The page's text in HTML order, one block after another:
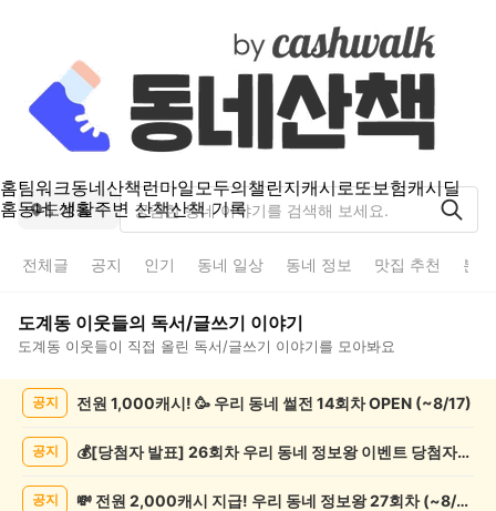
홈팀워크동네산책런마일모두의챌린지캐시로또보험캐시딜
홈동네 생활주변 산책산책 기록
도계동
전체글 공지 인기 동네 일상 동네 정보 맛집 추천 분
도계동 이웃들의 독서/글쓰기 이야기
도계동 이웃들이 직접 올린 독서/글쓰기 이야기를 모아봐요
공지 전원 1,000캐시! 🥳 우리 동네 썰전 14회차 OPEN (~8/17)
공지 💰[당첨자 발표] 26회차 우리 동네 정보왕 이벤트 당첨자를 발표합니다!
공지 💸 전원 2,000캐시 지급! 우리 동네 정보왕 27회차 (~8/10)